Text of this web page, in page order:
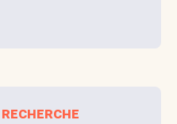
recherche